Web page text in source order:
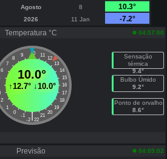
Agosto 8
10.3°
2026 11 Jan
-7.2°
Temperatura °C
04:57:00
10
9 11
8
12
7
13
6
14
15
16
17
2
18
1
19
0
20
-1 21
|
-2 22
10.0°
↑12.7°↓10.0°
Sensação
térmica
9.4°
Bulbo Úmido
9.2°
Ponto de orvalho
8.6°
Previsão
04:05:02